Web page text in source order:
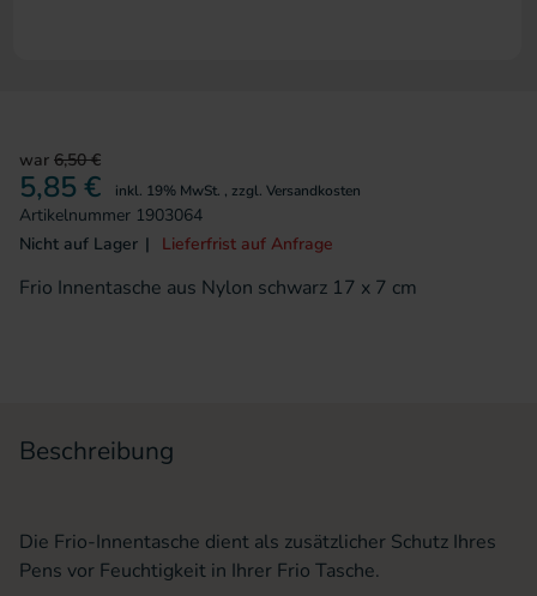
war 6,50 €
5,85 € inkl. 19% MwSt. , zzgl. Versandkosten
Artikelnummer 1903064
Nicht auf Lager
Lieferfrist auf Anfrage
Frio Innentasche aus Nylon schwarz 17 x 7 cm
Beschreibung
Die Frio-Innentasche dient als zusätzlicher Schutz Ihres
Pens vor Feuchtigkeit in Ihrer Frio Tasche.